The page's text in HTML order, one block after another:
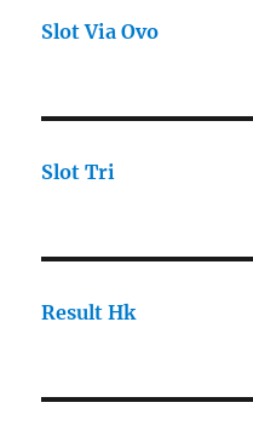
Slot Via Ovo
Slot Tri
Result Hk